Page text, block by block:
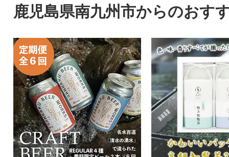
鹿児島県南九州市からのおす